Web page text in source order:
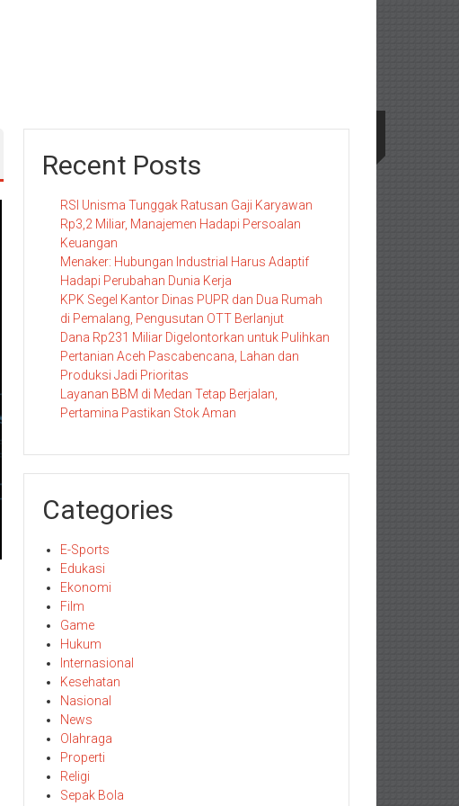
Recent Posts
RSI Unisma Tunggak Ratusan Gaji Karyawan
Rp3,2 Miliar, Manajemen Hadapi Persoalan
Keuangan
Menaker: Hubungan Industrial Harus Adaptif
Hadapi Perubahan Dunia Kerja
KPK Segel Kantor Dinas PUPR dan Dua Rumah
di Pemalang, Pengusutan OTT Berlanjut
Dana Rp231 Miliar Digelontorkan untuk Pulihkan
Pertanian Aceh Pascabencana, Lahan dan
Produksi Jadi Prioritas
Layanan BBM di Medan Tetap Berjalan,
Pertamina Pastikan Stok Aman
Categories
E-Sports
Edukasi
Ekonomi
Film
Game
Hukum
Internasional
Kesehatan
Nasional
News
Olahraga
Properti
Religi
Sepak Bola